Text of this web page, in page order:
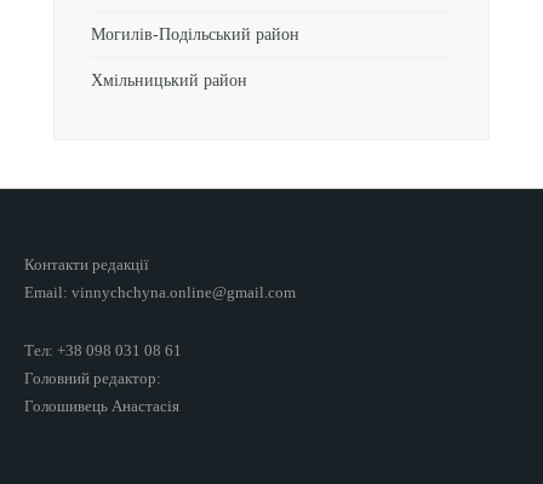
Могилів-Подільський район
Хмільницький район
Контакти редакції
Email: vinnychchyna.online@gmail.com
Тел: +38 098 031 08 61
Головний редактор:
Голошивець Анастасія